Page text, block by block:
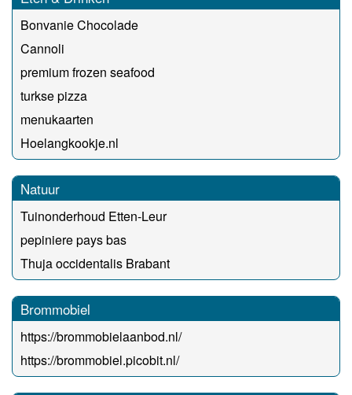
Bonvanie Chocolade
Cannoli
premium frozen seafood
turkse pizza
menukaarten
Hoelangkookje.nl
Natuur
Tuinonderhoud Etten-Leur
pepiniere pays bas
Thuja occidentalis Brabant
Brommobiel
https://brommobielaanbod.nl/
https://brommobiel.picobit.nl/